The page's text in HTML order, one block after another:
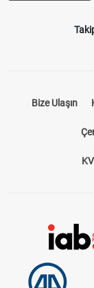
Bize Ulaşın